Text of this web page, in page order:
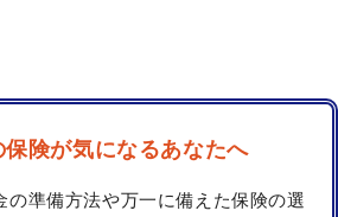
険が気になるあなたへ
の準備方法や万一に備えた保険の選